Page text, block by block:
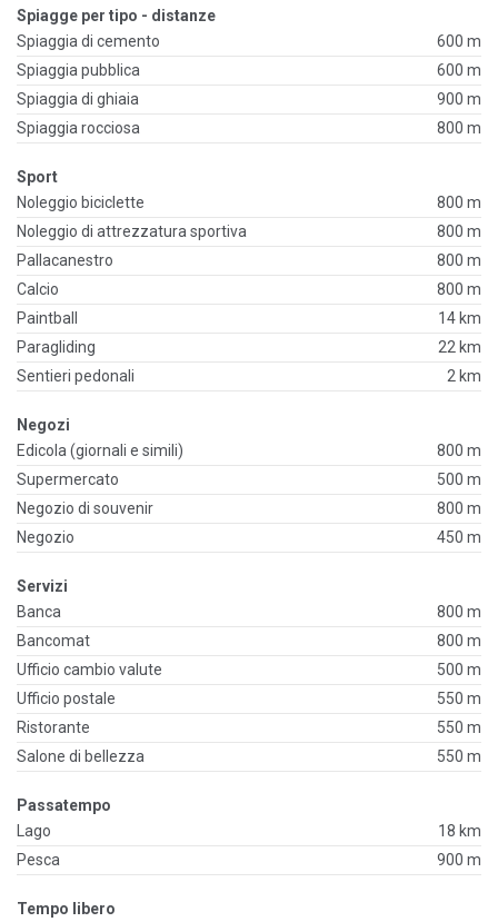
Spiagge per tipo - distanze
Spiaggia di cemento
600 m
Spiaggia pubblica
600 m
Spiaggia di ghiaia
900 m
Spiaggia rocciosa
800 m
Sport
Noleggio biciclette
800 m
Noleggio di attrezzatura sportiva
800 m
Pallacanestro
800 m
Calcio
800 m
Paintball
14 km
Paragliding
22 km
Sentieri pedonali
2 km
Negozi
Edicola (giornali e simili)
800 m
Supermercato
500 m
Negozio di souvenir
800 m
Negozio
450 m
Servizi
Banca
800 m
Bancomat
800 m
Ufficio cambio valute
500 m
Ufficio postale
550 m
Ristorante
550 m
Salone di bellezza
550 m
Passatempo
Lago
18 km
Pesca
900 m
Tempo libero